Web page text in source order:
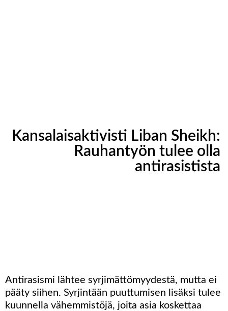
Kansalaisaktivisti Liban Sheikh:
Rauhantyön tulee olla
antirasistista
Antirasismi lähtee syrjimättömyydestä, mutta ei
pääty siihen. Syrjintään puuttumisen lisäksi tulee
kuunnella vähemmistöjä, joita asia koskettaa